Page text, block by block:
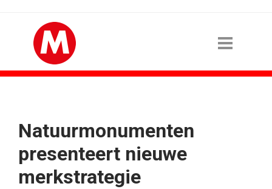
Natuurmonumenten
presenteert nieuwe
merkstrategie